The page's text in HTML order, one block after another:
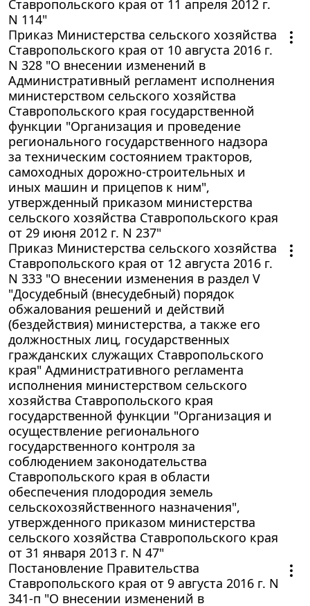
Ставропольского края от 11 апреля 2012 г.
N 114"
Приказ Министерства сельского хозяйства
Ставропольского края от 10 августа 2016 г.
N 328 "О внесении изменений в
Административный регламент исполнения
министерством сельского хозяйства
Ставропольского края государственной
функции "Организация и проведение
регионального государственного надзора
за техническим состоянием тракторов,
самоходных дорожно-строительных и
иных машин и прицепов к ним",
утвержденный приказом министерства
сельского хозяйства Ставропольского края
от 29 июня 2012 г. N 237"
Приказ Министерства сельского хозяйства
Ставропольского края от 12 августа 2016 г.
N 333 "О внесении изменения в раздел V
"Досудебный (внесудебный) порядок
обжалования решений и действий
(бездействия) министерства, а также его
должностных лиц, государственных
гражданских служащих Ставропольского
края" Административного регламента
исполнения министерством сельского
хозяйства Ставропольского края
государственной функции "Организация и
осуществление регионального
государственного контроля за
соблюдением законодательства
Ставропольского края в области
обеспечения плодородия земель
сельскохозяйственного назначения",
утвержденного приказом министерства
сельского хозяйства Ставропольского края
от 31 января 2013 г. N 47"
Постановление Правительства
Ставропольского края от 9 августа 2016 г. N
341-п "О внесении изменений в